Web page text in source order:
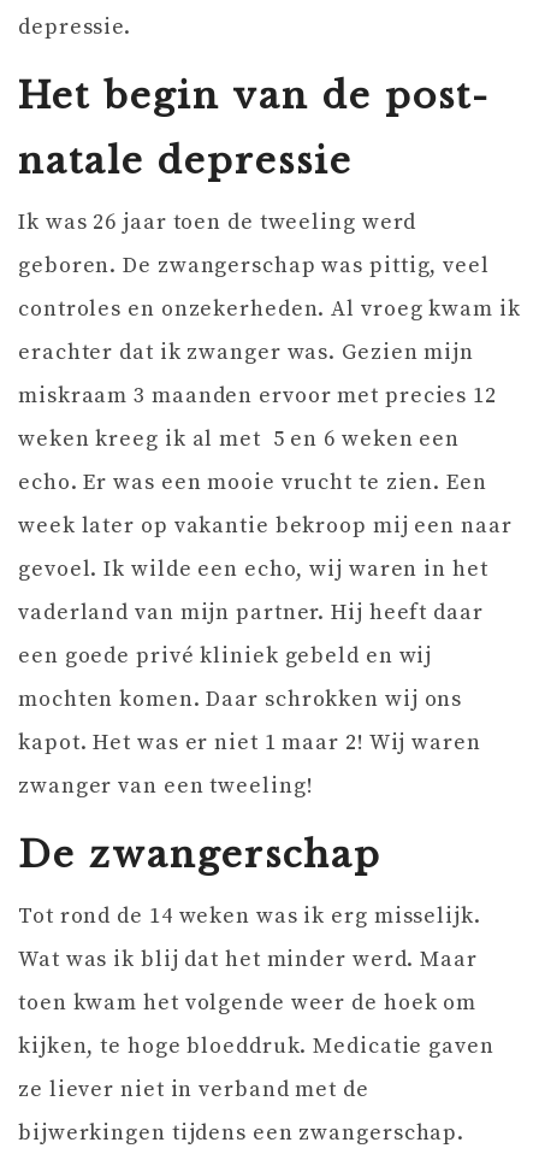
depressie.
Het begin van de post-
natale depressie
Ik was 26 jaar toen de tweeling werd
geboren. De zwangerschap was pittig, veel
controles en onzekerheden. Al vroeg kwam ik
erachter dat ik zwanger was. Gezien mijn
miskraam 3 maanden ervoor met precies 12
weken kreeg ik al met 5 en 6 weken een
echo. Er was een mooie vrucht te zien. Een
week later op vakantie bekroop mij een naar
gevoel. Ik wilde een echo, wij waren in het
vaderland van mijn partner. Hij heeft daar
een goede privé kliniek gebeld en wij
mochten komen. Daar schrokken wij ons
kapot. Het was er niet 1 maar 2! Wij waren
zwanger van een tweeling!
De zwangerschap
Tot rond de 14 weken was ik erg misselijk.
Wat was ik blij dat het minder werd. Maar
toen kwam het volgende weer de hoek om
kijken, te hoge bloeddruk. Medicatie gaven
ze liever niet in verband met de
bijwerkingen tijdens een zwangerschap.